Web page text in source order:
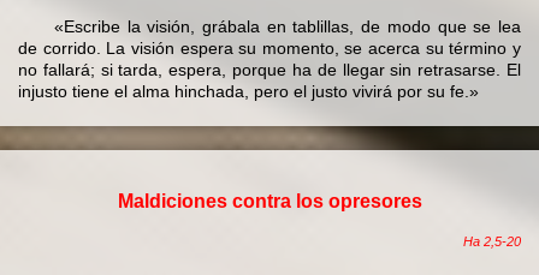
«Escribe la visión, grábala en tablillas, de modo que se lea
de corrido. La visión espera su momento, se acerca su término y
no fallará; si tarda, espera, porque ha de llegar sin retrasarse. El
injusto tiene el alma hinchada, pero el justo vivirá por su fe.»
Maldiciones contra los opresores
Ha 2,5-20